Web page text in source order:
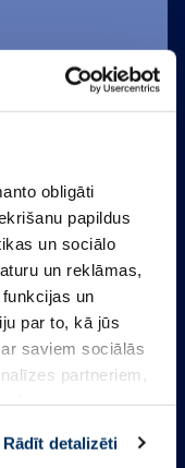
obligāti
papildus
un sociālo
un reklāmas,
un
par to, kā jūs
saviem sociālās
partneriem,
sīkdatņu
Rādīt detalizēti